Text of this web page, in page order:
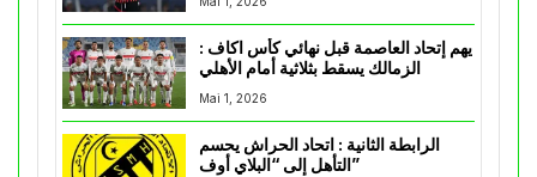
يهم إتحاد العاصمة قبل نهائي كأس اكاف :
Mai 1, 2026
الرابطة الثانية : اتحاد الحراش يحسم
التأهل إلى “البلاي أوف”